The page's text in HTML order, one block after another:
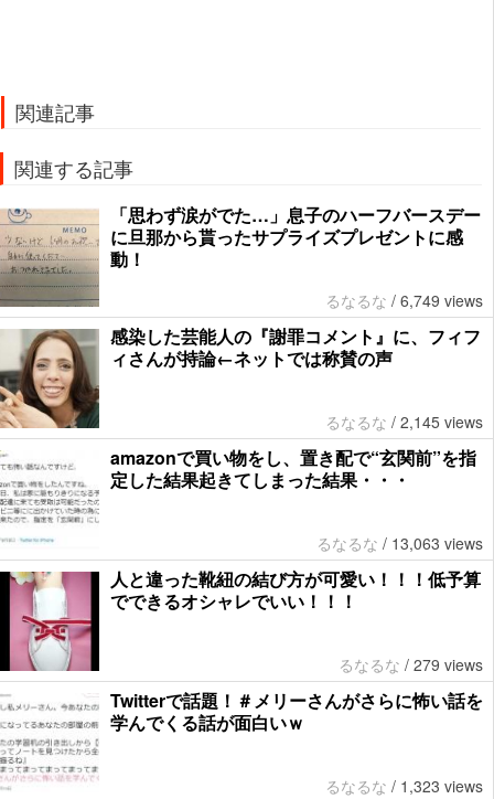
関連記事
関連する記事
「思わず涙がでた…」息子のハーフバースデー
に旦那から貰ったサプライズプレゼントに感
動！
るなるな / 6,749 views
感染した芸能人の『謝罪コメント』に、フィフ
ィさんが持論←ネットでは称賛の声
るなるな / 2,145 views
amazonで買い物をし、置き配で“玄関前”を指
定した結果起きてしまった結果・・・
るなるな / 13,063 views
人と違った靴紐の結び方が可愛い！！！低予算
でできるオシャレでいい！！！
るなるな / 279 views
Twitterで話題！＃メリーさんがさらに怖い話を
学んでくる話が面白いｗ
るなるな / 1,323 views